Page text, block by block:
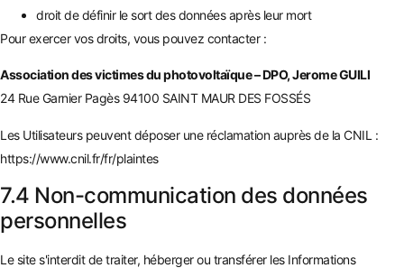
droit de définir le sort des données après leur mort
Pour exercer vos droits, vous pouvez contacter :
Association des victimes du photovoltaïque – DPO, Jerome GUILI
24 Rue Garnier Pagès 94100 SAINT MAUR DES FOSSÉS
Les Utilisateurs peuvent déposer une réclamation auprès de la CNIL :
https://www.cnil.fr/fr/plaintes
7.4 Non-communication des données
personnelles
Le site s'interdit de traiter, héberger ou transférer les Informations